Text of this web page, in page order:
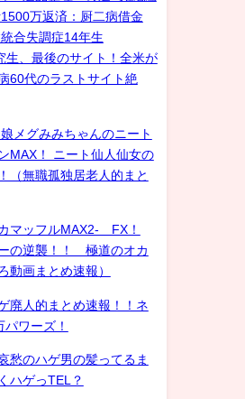
万返済：厨二病借金
合失調症14年生
生、最後のサイト！全米が
60代のラストサイト絶
メグみみちゃんのニート
MAX！ ニート仙人仙女の
（無職孤独居老人的まと
マッフルMAX2- FX！
の逆襲！！ 極道のオカ
動画まとめ速報）
廃人的まとめ速報！！ネ
ワーズ！
愁のハゲ男の髪ってるま
ハゲっTEL？